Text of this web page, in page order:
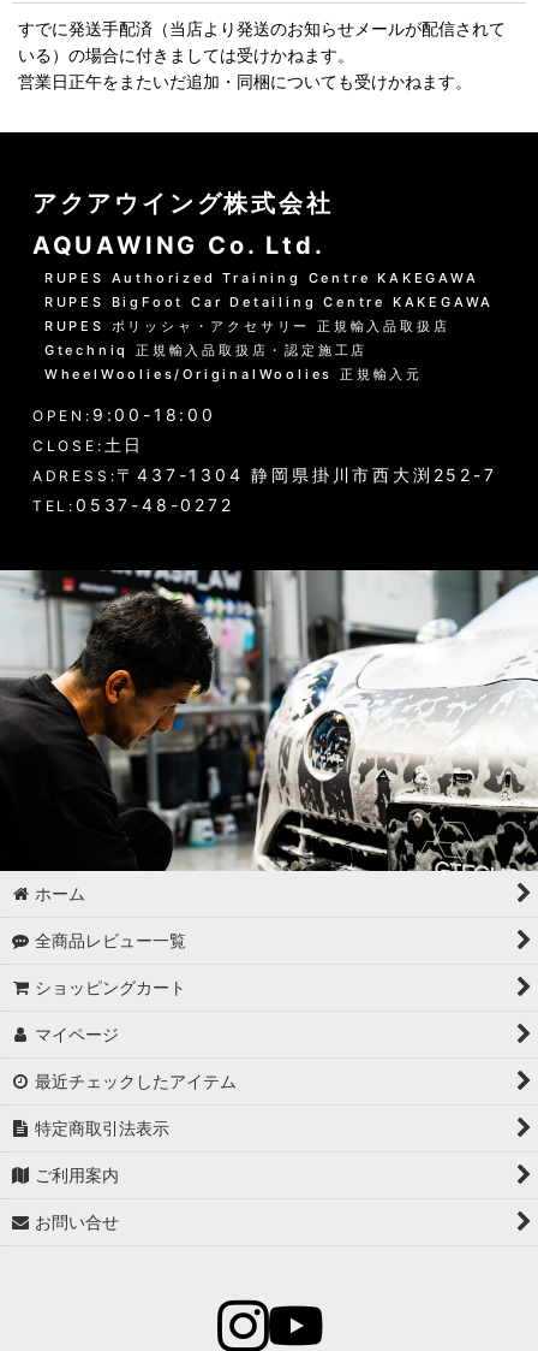
すでに発送手配済（当店より発送のお知らせメールが配信されて
いる）の場合に付きましては受けかねます。
営業日正午をまたいだ追加・同梱についても受けかねます。
アクアウイング株式会社
AQUAWING Co. Ltd.
RUPES Authorized Training Centre KAKEGAWA
RUPES BigFoot Car Detailing Centre KAKEGAWA
RUPES ポリッシャ・アクセサリー 正規輸入品取扱店
Gtechniq 正規輸入品取扱店・認定施工店
WheelWoolies/OriginalWoolies 正規輸入元
OPEN: 9:00-18:00
CLOSE: 土日
ADRESS: 〒437-1304 静岡県掛川市西大渕252-7
TEL: 0537-48-0272
ホーム
全商品レビュー一覧
ショッピングカート
マイページ
最近チェックしたアイテム
特定商取引法表示
ご利用案内
お問い合せ